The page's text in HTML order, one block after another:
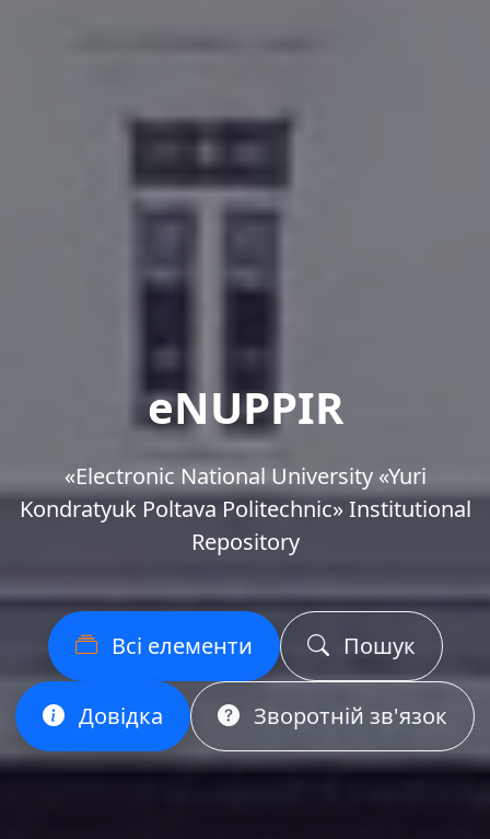
eNUPPIR
«Еlectronic National University «Yuri
Kondratyuk Poltava Politechnic» Institutional
Repository
Всі елементи Пошук
Довідка Зворотній зв'язок